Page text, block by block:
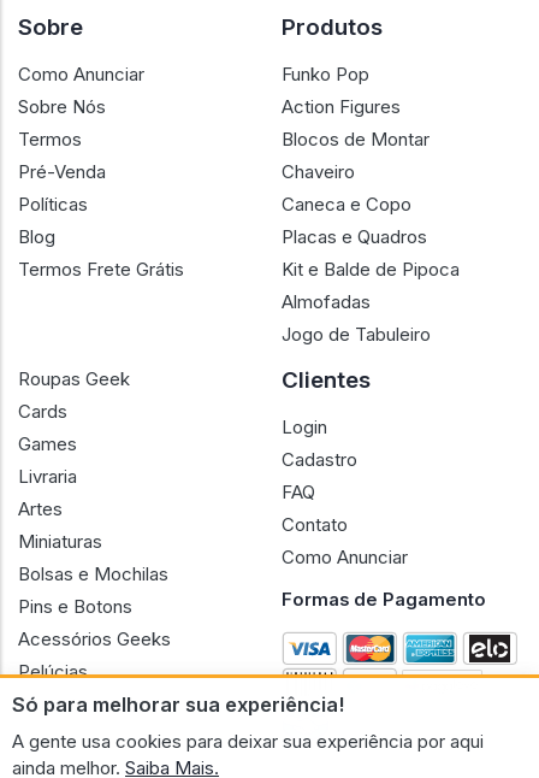
Só para melhorar sua experiência!
A gente usa cookies para deixar sua experiência por aqui
ainda melhor. Saiba Mais.
Sobre
Como Anunciar
Sobre Nós
Termos
Pré-Venda
Políticas
Blog
Termos Frete Grátis
Produtos
Funko Pop
Action Figures
Blocos de Montar
Chaveiro
Caneca e Copo
Placas e Quadros
Kit e Balde de Pipoca
Almofadas
Jogo de Tabuleiro
Roupas Geek
Cards
Games
Livraria
Artes
Miniaturas
Bolsas e Mochilas
Pins e Botons
Acessórios Geeks
Pelúcias
Bonecas
Clientes
Login
Cadastro
FAQ
Contato
Como Anunciar
Formas de Pagamento